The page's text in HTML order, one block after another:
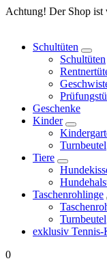
Springe
Achtung! Der Shop ist
Schultüten
Schultüten
Geschenke
Kinder
Turnbeutel
Tiere
Taschenrohlinge
Turnbeutel
exklusiv
0